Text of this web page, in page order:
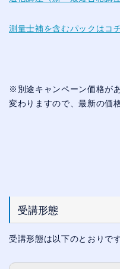
測量士補を含むパックはコ
※別途キャンペーン価格が
変わりますので、最新の価
受講形態
受講形態は以下のとおりです